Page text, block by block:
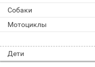
Собаки
Мотоциклы
Дети